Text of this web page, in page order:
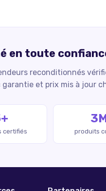
en toute
reconditionnés
et prix mis à jour
certifiés produits